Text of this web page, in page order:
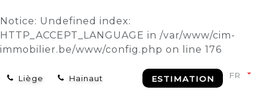
Notice: Undefined index:
HTTP_ACCEPT_LANGUAGE in /var/www/cim-
immobilier.be/www/config.php on line 176
Liège Hainaut ESTIMATION